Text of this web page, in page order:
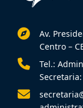
Av.
Centro –
Tel.: